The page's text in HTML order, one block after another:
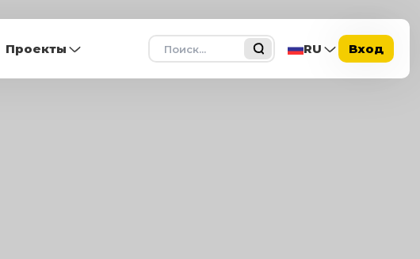
Проекты Поиск RU Вход